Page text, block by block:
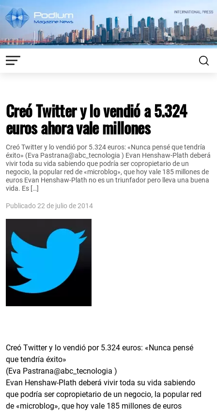
Creó Twitter y lo vendió a 5.324
euros ahora vale millones
Creó Twitter y lo vendió por 5.324 euros: «Nunca pensé que tendría
éxito» (Eva Pastrana@abc_tecnologia ) Evan Henshaw-Plath deberá
vivir toda su vida sabiendo que podría ser copropietario de un
negocio, la popular red de «microblog», que hoy vale 185 millones de
euros Evan Henshaw-Plath no es un triunfador pero lleva una buena
vida. Es […]
Publicado 22 de julio de 2014
Creó Twitter y lo vendió por 5.324 euros: «Nunca pensé
que tendría éxito»
(Eva Pastrana@abc_tecnologia )
Evan Henshaw-Plath deberá vivir toda su vida sabiendo
que podría ser copropietario de un negocio, la popular red
de «microblog», que hoy vale 185 millones de euros